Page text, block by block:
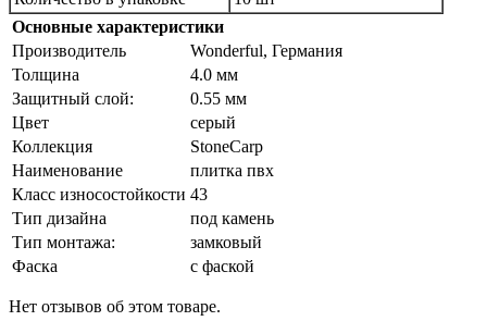
Основные характеристики
Производитель
Wonderful, Германия
Толщина
4.0 мм
Защитный слой:
0.55 мм
Цвет
серый
Коллекция
StoneCarp
Наименование
плитка пвх
Класс износостойкости 43
Тип дизайна
под камень
Тип монтажа:
замковый
Фаска
с фаской
Нет отзывов об этом товаре.